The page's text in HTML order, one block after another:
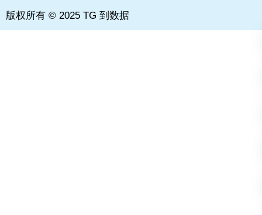
e
b
t
a
w
i
k
e
u
版权所有 © 2025 TG 到数据